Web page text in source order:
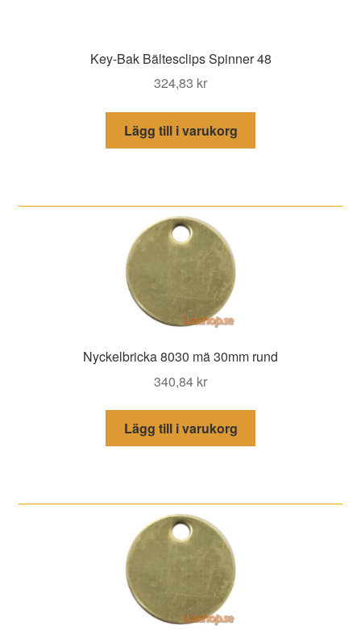
Key-Bak Bältesclips Spinner 48
324,83 kr
Lägg till i varukorg
Nyckelbricka 8030 mä 30mm rund
340,84 kr
Lägg till i varukorg